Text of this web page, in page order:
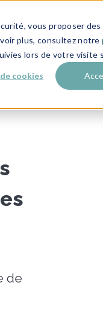
vous proposer
plus, consultez notre
lors de votre visite
cookies
SHOW
de